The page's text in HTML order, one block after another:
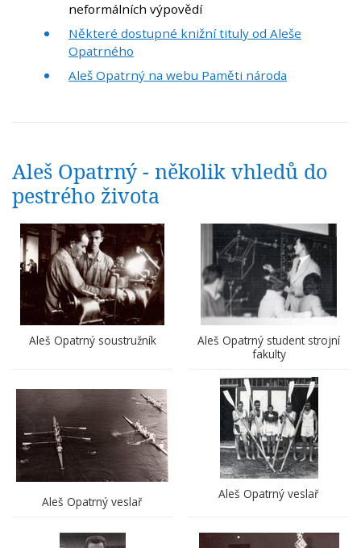
neformálních výpovědí
Některé dostupné knižní tituly od Aleše
Opatrného
Aleš Opatrný na webu Paměti národa
Aleš Opatrný - několik vhledů do
pestrého života
Aleš Opatrný soustružník
Aleš Opatrný student strojní
fakulty
Aleš Opatrný veslař
Aleš Opatrný veslař